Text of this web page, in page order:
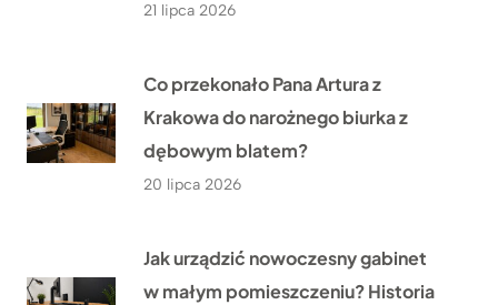
21 lipca 2026
Co przekonało Pana Artura z
Krakowa do narożnego biurka z
dębowym blatem?
20 lipca 2026
Jak urządzić nowoczesny gabinet
w małym pomieszczeniu? Historia